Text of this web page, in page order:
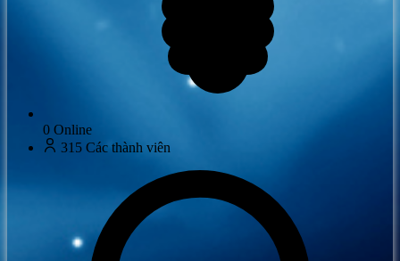
0 Online
315 Các thành viên